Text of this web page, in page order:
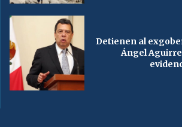
Detienen al
Ángel